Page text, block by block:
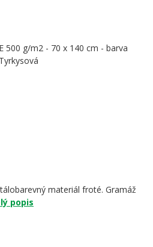
materiál froté. Gramáž
popis